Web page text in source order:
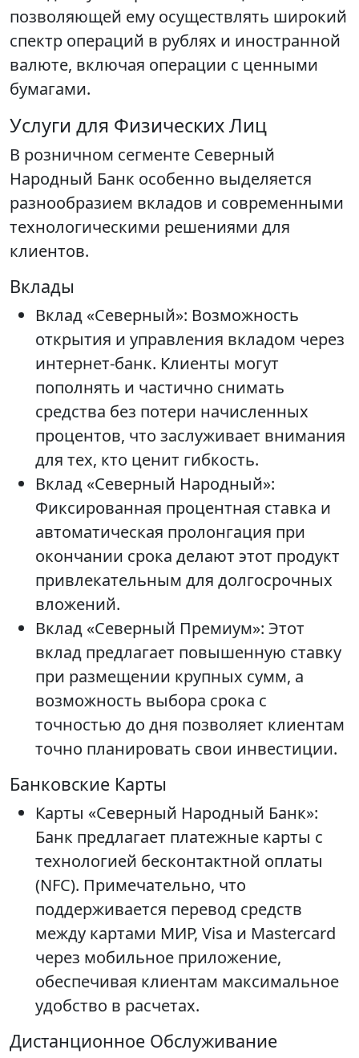
позволяющей ему осуществлять широкий
спектр операций в рублях и иностранной
валюте, включая операции с ценными
бумагами.
Услуги для Физических Лиц
В розничном сегменте Северный
Народный Банк особенно выделяется
разнообразием вкладов и современными
технологическими решениями для
клиентов.
Вклады
Вклад «Северный»: Возможность
открытия и управления вкладом через
интернет-банк. Клиенты могут
пополнять и частично снимать
средства без потери начисленных
процентов, что заслуживает внимания
для тех, кто ценит гибкость.
Вклад «Северный Народный»:
Фиксированная процентная ставка и
автоматическая пролонгация при
окончании срока делают этот продукт
привлекательным для долгосрочных
вложений.
Вклад «Северный Премиум»: Этот
вклад предлагает повышенную ставку
при размещении крупных сумм, а
возможность выбора срока с
точностью до дня позволяет клиентам
точно планировать свои инвестиции.
Банковские Карты
Карты «Северный Народный Банк»:
Банк предлагает платежные карты с
технологией бесконтактной оплаты
(NFC). Примечательно, что
поддерживается перевод средств
между картами МИР, Visa и Mastercard
через мобильное приложение,
обеспечивая клиентам максимальное
удобство в расчетах.
Дистанционное Обслуживание